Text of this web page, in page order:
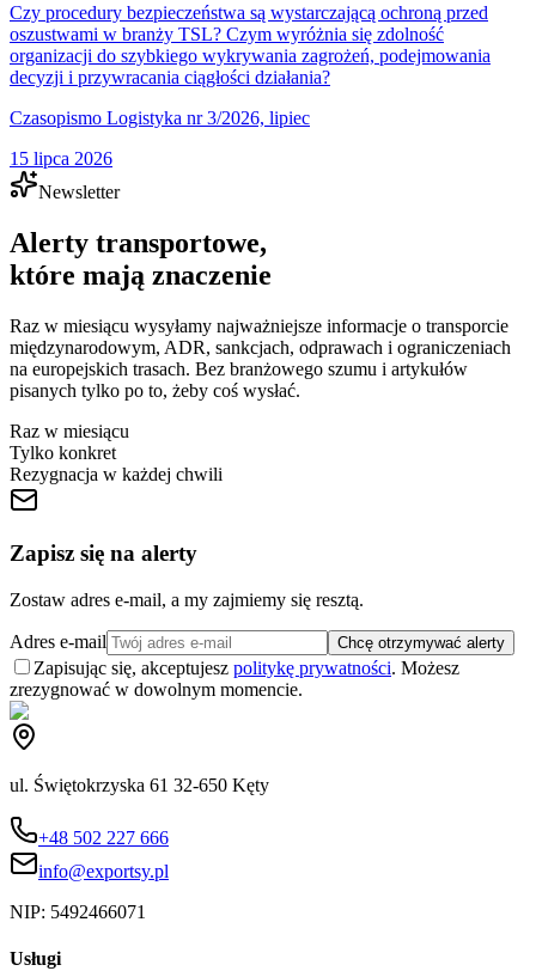
Czy procedury bezpieczeństwa są wystarczającą ochroną przed
oszustwami w branży TSL? Czym wyróżnia się zdolność
organizacji do szybkiego wykrywania zagrożeń, podejmowania
decyzji i przywracania ciągłości działania?
Czasopismo Logistyka nr 3/2026, lipiec
15 lipca 2026
Newsletter
Alerty transportowe,
które mają znaczenie
Raz w miesiącu wysyłamy najważniejsze informacje o transporcie
międzynarodowym, ADR, sankcjach, odprawach i ograniczeniach
na europejskich trasach. Bez branżowego szumu i artykułów
pisanych tylko po to, żeby coś wysłać.
Raz w miesiącu
Tylko konkret
Rezygnacja w każdej chwili
Zapisz się na alerty
Zostaw adres e-mail, a my zajmiemy się resztą.
Adres e-mail Chcę otrzymywać alerty
Zapisując się, akceptujesz politykę prywatności. Możesz
zrezygnować w dowolnym momencie.
ul. Świętokrzyska 61 32-650 Kęty
+48 502 227 666
info@exportsy.pl
NIP: 5492466071
Usługi